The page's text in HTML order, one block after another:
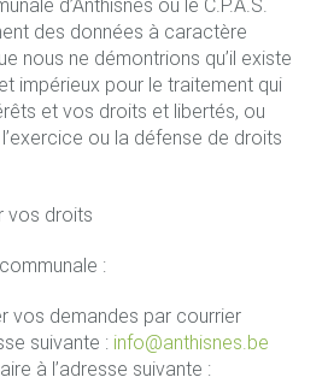
d’Anthisnes ou le C.P.A.S.
des données à caractère
nous ne démontrions qu’il existe
impérieux pour le traitement qui
et vos droits et libertés, ou
ou la défense de droits
vos droits
:
vos demandes par courrier
suivante : info@anthisnes.be
à l’adresse suivante :